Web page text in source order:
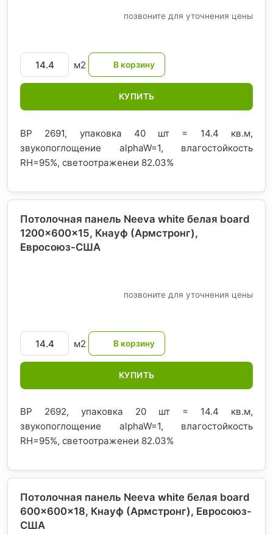
позвоните для уточнения цены
м2
КУПИТЬ
BP 2691, упаковка 40 шт = 14.4 кв.м,
звукопоглощение alphaW=1, влагостойкость
RH=95%, светоотраженеи 82.03%
Потолочная панель Neeva white белая board
1200x600x15, Кнауф (Армстронг),
Евросоюз-США
позвоните для уточнения цены
м2
КУПИТЬ
BP 2692, упаковка 20 шт = 14.4 кв.м,
звукопоглощение alphaW=1, влагостойкость
RH=95%, светоотраженеи 82.03%
Потолочная панель Neeva white белая board
600x600x18, Кнауф (Армстронг), Евросоюз-
США